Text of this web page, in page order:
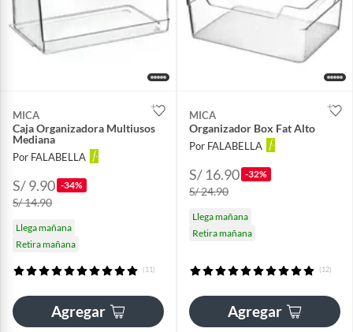
MICA
Caja Organizadora Multiusos
Mediana
Por FALABELLA
S/ 9.90 -34%
S/ 14.90
Llega mañana
Retira mañana
(11)
Agregar
MICA
Organizador Box Fat Alto
Por FALABELLA
S/ 16.90 -32%
S/ 24.90
Llega mañana
Retira mañana
(12)
Agregar